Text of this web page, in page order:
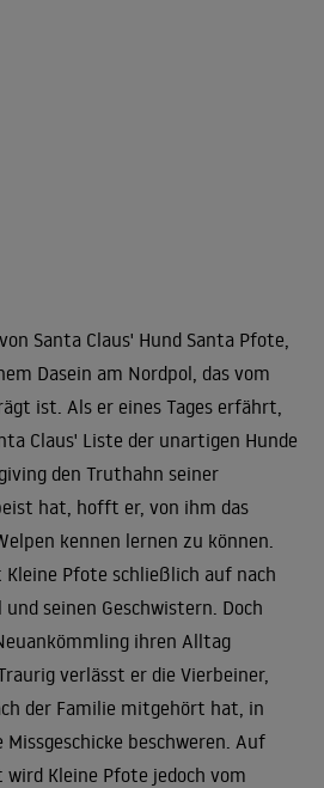
Santa Claus' Hund Santa Pfote,
Dasein am Nordpol, das vom
ist. Als er eines Tages erfährt,
Claus' Liste der unartigen Hunde
den Truthahn seiner
hat, hofft er, von ihm das
kennen lernen zu können.
Pfote schließlich auf nach
seinen Geschwistern. Doch
ihren Alltag
verlässt er die Vierbeiner,
der Familie mitgehört hat, in
beschweren. Auf
wird Kleine Pfote jedoch vom